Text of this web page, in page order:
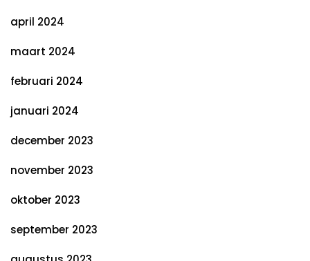
april 2024
maart 2024
februari 2024
januari 2024
december 2023
november 2023
oktober 2023
september 2023